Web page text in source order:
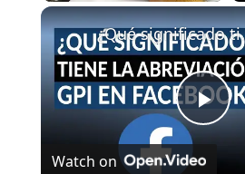
P
¿Qué
Watch on